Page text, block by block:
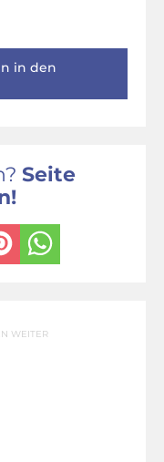
in den
Seite
WEITER